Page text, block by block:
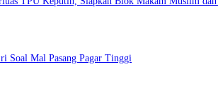
Soal Mal Pasang Pagar Tinggi